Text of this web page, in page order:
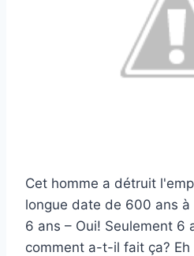
Cet homme a détruit
longue date de 600 ans à
6 ans – Oui! Seulement 6
comment a-t-il fait ça?